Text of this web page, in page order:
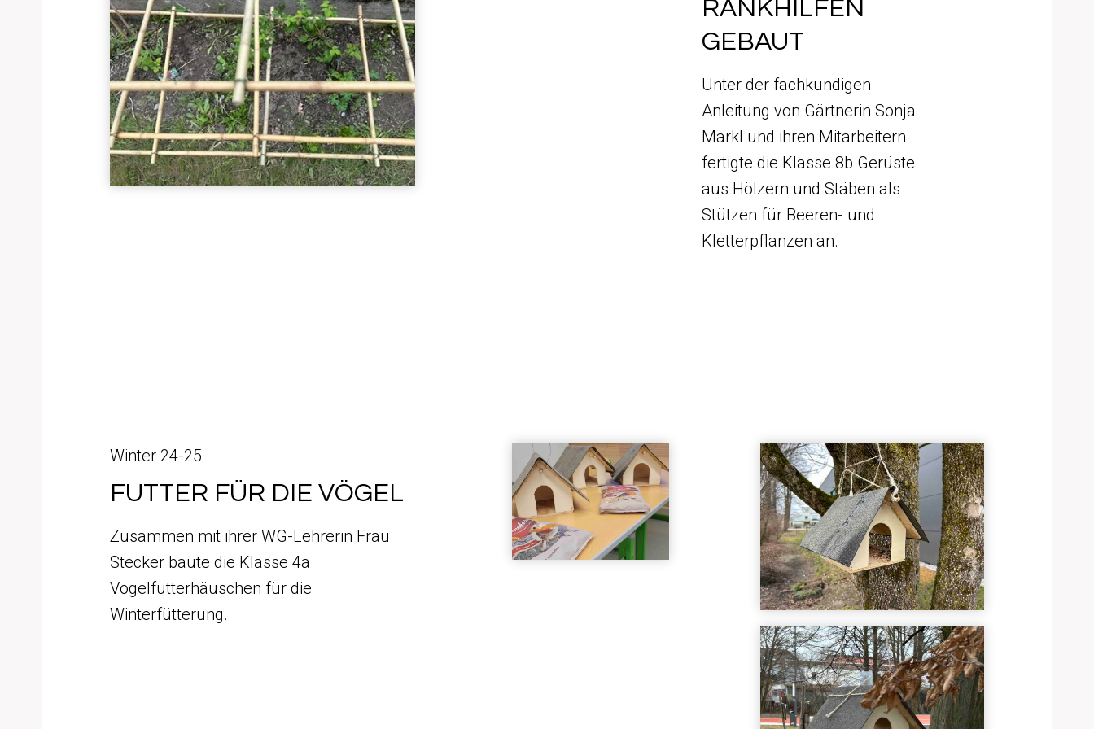
RANKHILFEN
GEBAUT
Unter der fachkundigen
Anleitung von Gärtnerin Sonja
Markl und ihren Mitarbeitern
fertigte die Klasse 8b Gerüste
aus Hölzern und Stäben als
Stützen für Beeren- und
Kletterpflanzen an.
Winter 24-25
FUTTER FÜR DIE VÖGEL
Zusammen mit ihrer WG-Lehrerin Frau
Stecker baute die Klasse 4a
Vogelfutterhäuschen für die
Winterfütterung.